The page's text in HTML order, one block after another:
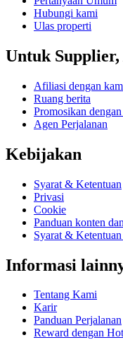
Hubungi kami
Ulas properti
Untuk
Afiliasi dengan
Ruang berita
Promosikan
Agen Perjalanan
Kebijakan
Syarat & Ketentuan
Privasi
Cookie
Panduan konten
Syarat &
Informasi
Tentang Kami
Karir
Panduan Perjalanan
Reward dengan